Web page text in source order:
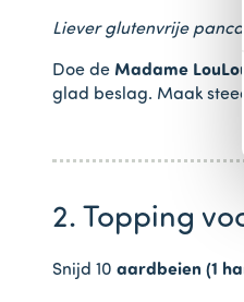
Liever glutenvrije
Doe de Madame
glad beslag. Maak
2. Topping
Snijd 10 aardbeien (1